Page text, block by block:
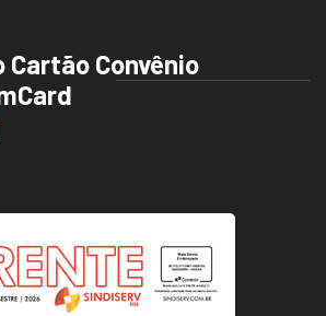
Convênio